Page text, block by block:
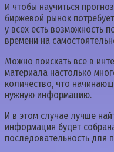
И чтобы научиться
биржевой рынок
у всех есть возможность
времени на
Можно поискать все в
материала настолько
количество, что
нужную информацию.
И в этом случае лучше
информация будет
последовательность для